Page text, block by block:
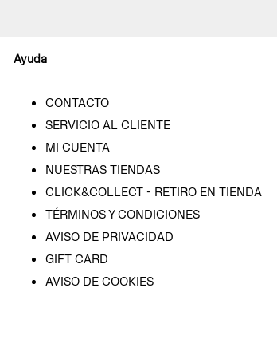
Ayuda
CONTACTO
SERVICIO AL CLIENTE
MI CUENTA
NUESTRAS TIENDAS
CLICK&COLLECT - RETIRO EN TIENDA
TÉRMINOS Y CONDICIONES
AVISO DE PRIVACIDAD
GIFT CARD
AVISO DE COOKIES